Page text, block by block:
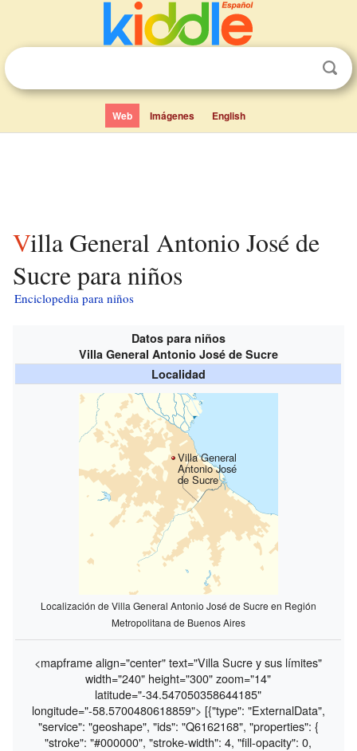
Web Imágenes English
Villa General Antonio José de
Sucre para niños
Enciclopedia para niños
Datos para niños
Villa General Antonio José de Sucre
Localidad
Villa General
Antonio José
de Sucre
Localización de Villa General Antonio José de Sucre en Región
Metropolitana de Buenos Aires
<mapframe align="center" text="Villa Sucre y sus límites"
width="240" height="300" zoom="14"
latitude="-34.547050358644185"
longitude="-58.5700480618859"> [{"type": "ExternalData",
"service": "geoshape", "ids": "Q6162168", "properties": {
"stroke": "#000000", "stroke-width": 4, "fill-opacity": 0,